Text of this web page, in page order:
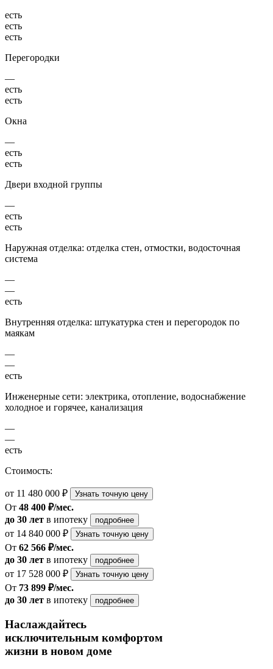
есть
есть
есть
Перегородки
—
есть
есть
Окна
—
есть
есть
Двери входной группы
—
есть
есть
Наружная отделка: отделка стен, отмостки, водосточная
система
—
—
есть
Внутренняя отделка: штукатурка стен и перегородок по
маякам
—
—
есть
Инженерные сети: электрика, отопление, водоснабжение
холодное и горячее, канализация
—
—
есть
Стоимость:
от 11 480 000 ₽ Узнать точную цену
От 48 400 ₽/мес.
до 30 лет в ипотеку подробнее
от 14 840 000 ₽ Узнать точную цену
От 62 566 ₽/мес.
до 30 лет в ипотеку подробнее
от 17 528 000 ₽ Узнать точную цену
От 73 899 ₽/мес.
до 30 лет в ипотеку подробнее
Наслаждайтесь
исключительным комфортом
жизни в новом доме